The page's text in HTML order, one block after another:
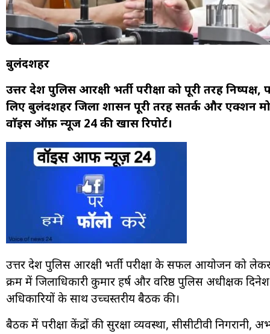
बुलंदशहर
उत्तर प्रदेश पुलिस आरक्षी भर्ती परीक्षा को पूरी तरह
लिए बुलंदशहर जिला प्रशासन पूरी तरह सतर्क और एक्शन
वाॅइस ऑफ़ न्यूज 24 की खास रिपोर्ट।
उत्तर प्रदेश पुलिस आरक्षी भर्ती परीक्षा के सफल आयोजन को
क्रम में जिलाधिकारी कुमार हर्ष और वरिष्ठ पुलिस अधीक्षक
अधिकारियों के साथ उच्चस्तरीय बैठक की।
बैठक में परीक्षा केंद्रों की सुरक्षा व्यवस्था, सीसीटीवी निगरानी,